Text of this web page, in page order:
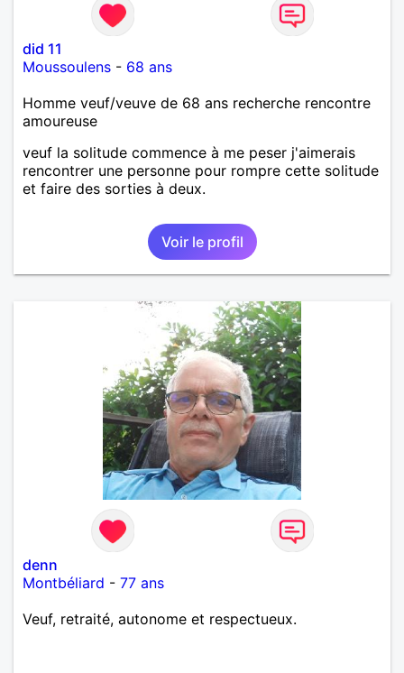
did 11
Moussoulens - 68 ans
Homme veuf/veuve de 68 ans recherche rencontre
amoureuse
veuf la solitude commence à me peser j'aimerais
rencontrer une personne pour rompre cette solitude
et faire des sorties à deux.
Voir le profil
denn
Montbéliard - 77 ans
Veuf, retraité, autonome et respectueux.